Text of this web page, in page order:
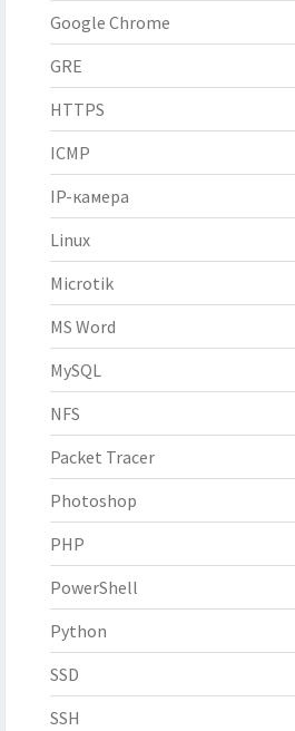
Google Chrome
GRE
HTTPS
ICMP
IP-камера
Linux
Microtik
MS Word
MySQL
NFS
Packet Tracer
Photoshop
PHP
PowerShell
Python
SSD
SSH